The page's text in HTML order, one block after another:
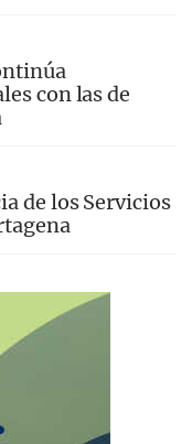
con las de
de los Servicios